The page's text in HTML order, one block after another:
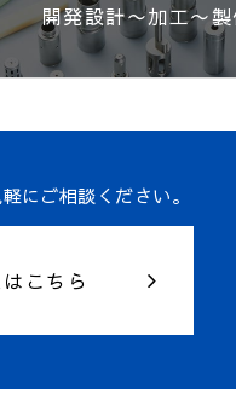
開発設計〜加工〜
にご相談ください。
こちら